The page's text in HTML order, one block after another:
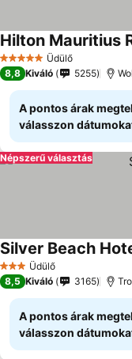
5 KategóriaÜdülő
Hilton Mauritius
8,8 Kiváló 5255
A pontos árak
válasszon
Népszerű választás
3 Kategória
Üdülő
Silver Beach
8,5 Kiváló 3165
A pontos árak
válasszon